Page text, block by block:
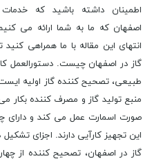
اطمینان داشته باشید که
اصفهان که ما به شما ارائه می
انتهای این مقاله با ما همراهی
گاز در اصفهان چیست. دستورالعمل
طبیعی، تصحیح کننده گاز اولیه
منبع تولید گاز و مصرف کننده بکار
صورت اسمارت عمل می کند و دارای
این تجهیز کارآیی دارند. اجزای
گاز در اصفهان، تصحیح کننده از